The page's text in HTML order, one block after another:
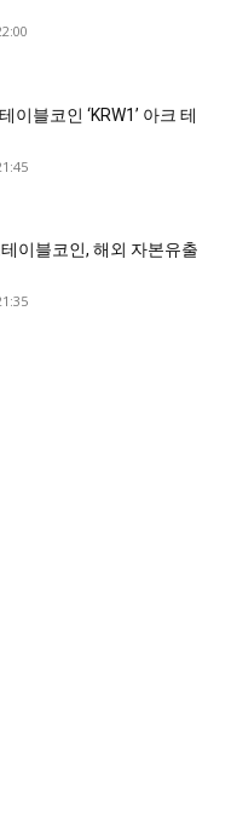
이블코인 ‘KRW1’ 아크 테
이블코인, 해외 자본유출